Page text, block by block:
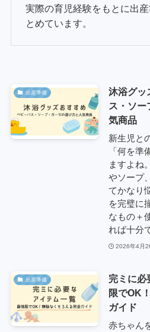
実際の育児経験をもとに出
とめています。
出産準備
沐浴グッ
ス・ソー
気商品
新生児と
「何を準
ますよね
やソープ
てかなり
を完璧に
なもの＋
れば十分
2026年4月
出産準備
完ミに必
限でOK
ガイド
赤ちゃん